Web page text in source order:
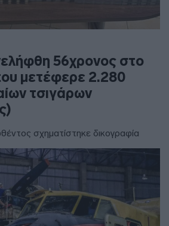
56χρονος στο
μετέφερε 2.280
τσιγάρων
σχηματίστηκε δικογραφία